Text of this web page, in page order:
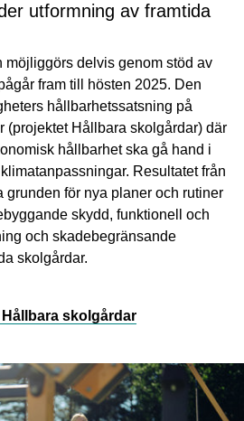
utformning av framtida
möjliggörs delvis genom stöd av
fram till hösten 2025. Den
hållbarhetssatsning på
(projektet Hållbara skolgårdar) där
hållbarhet ska gå hand i
Resultatet från
grunden för nya planer och rutiner
skydd, funktionell och
och skadebegränsande
skolgårdar.
skolgårdar